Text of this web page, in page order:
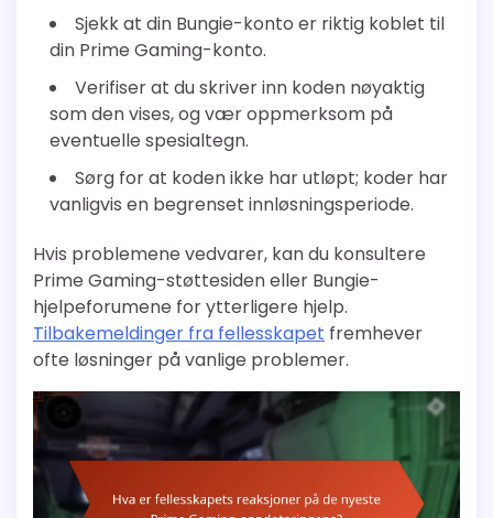
Sjekk at din Bungie-konto er riktig koblet til
din Prime Gaming-konto.
Verifiser at du skriver inn koden nøyaktig
som den vises, og vær oppmerksom på
eventuelle spesialtegn.
Sørg for at koden ikke har utløpt; koder har
vanligvis en begrenset innløsningsperiode.
Hvis problemene vedvarer, kan du konsultere
Prime Gaming-støttesiden eller Bungie-
hjelpeforumene for ytterligere hjelp.
Tilbakemeldinger fra fellesskapet fremhever
ofte løsninger på vanlige problemer.